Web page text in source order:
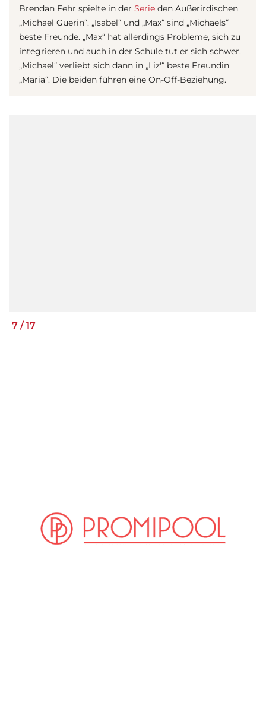
Brendan Fehr spielte in der Serie den Außerirdischen
„Michael Guerin“. „Isabel“ und „Max“ sind „Michaels“
beste Freunde. „Max“ hat allerdings Probleme, sich zu
integrieren und auch in der Schule tut er sich schwer.
„Michael“ verliebt sich dann in „Liz'“ beste Freundin
„Maria“. Die beiden führen eine On-Off-Beziehung.
7 /17